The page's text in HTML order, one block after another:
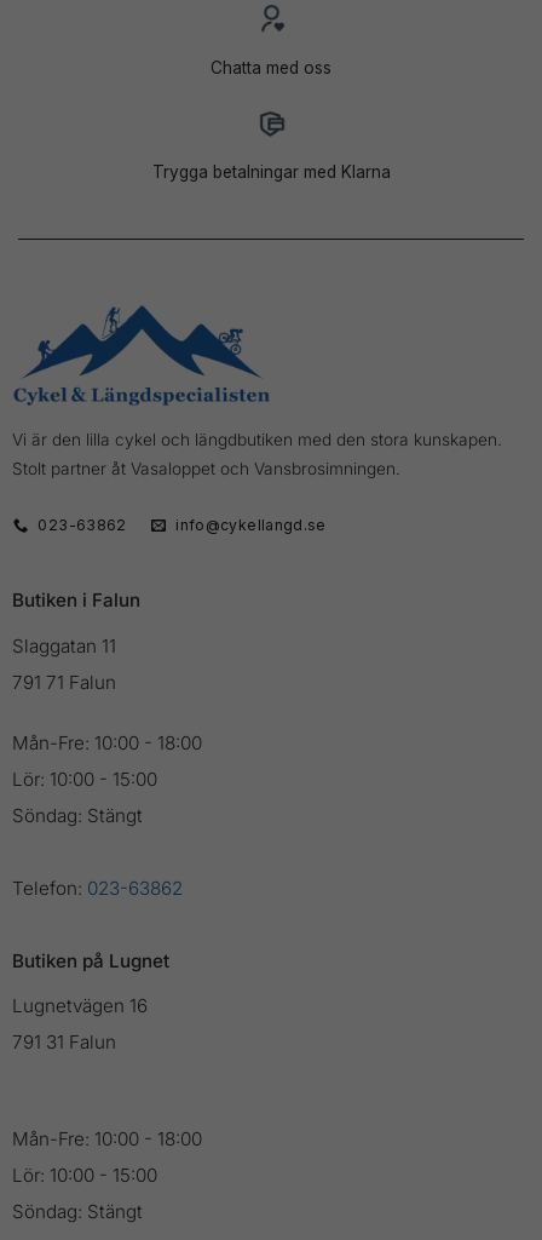
Chatta med oss
Trygga betalningar med Klarna
Vi är den lilla cykel och längdbutiken med den stora kunskapen.
Stolt partner åt Vasaloppet och Vansbrosimningen.
023-63862 info@cykellangd.se
Butiken i Falun
Slaggatan 11
791 71 Falun
Mån-Fre: 10:00 - 18:00
Lör: 10:00 - 15:00
Söndag: Stängt
Telefon: 023-63862
Butiken på Lugnet
Lugnetvägen 16
791 31 Falun
Mån-Fre: 10:00 - 18:00
Lör: 10:00 - 15:00
Söndag: Stängt